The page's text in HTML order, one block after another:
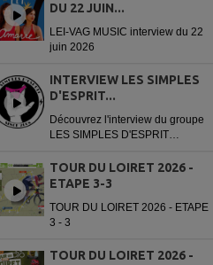
DU 22 JUIN...
LEI-VAG MUSIC interview du 22
juin 2026
INTERVIEW LES SIMPLES
D'ESPRIT...
Découvrez l'interview du groupe
LES SIMPLES D'ESPRIT
13 juin 2026 à la 6e édition du
Festi'Alliance. Interview réalisée
TOUR DU LOIRET 2026 -
ETAPE 3-3
TOUR DU LOIRET 2026 - ETAPE
3 - 3
TOUR DU LOIRET 2026 -